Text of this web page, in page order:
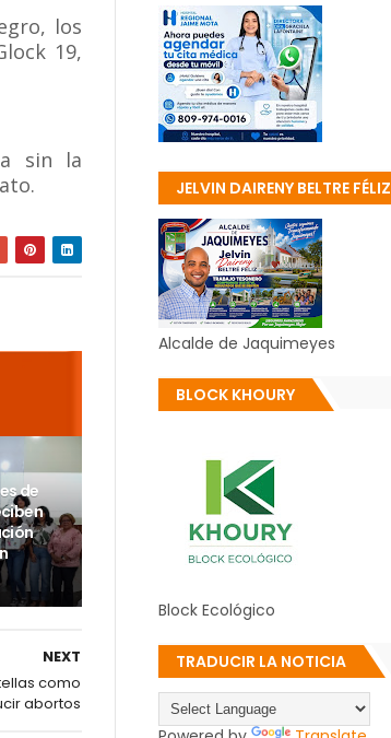
los
19,
sin la
de
NEXT
como
abortos
JELVIN DAIRENY BELTRE FÉLIZ
Alcalde de Jaquimeyes
BLOCK KHOURY
Block Ecológico
TRADUCIR LA NOTICIA